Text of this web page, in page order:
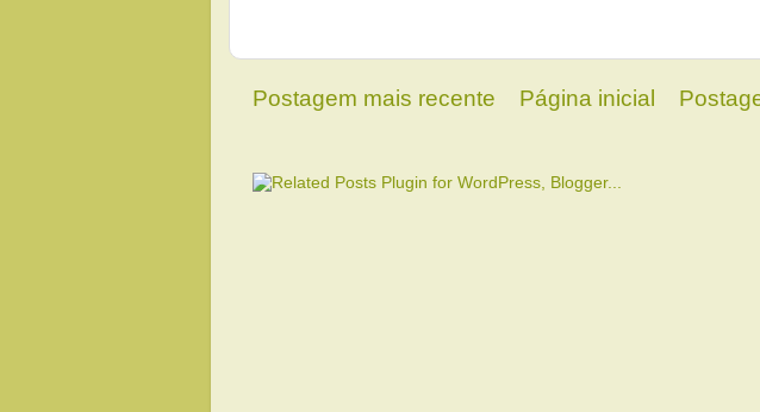
Postagem mais recente Página inicial